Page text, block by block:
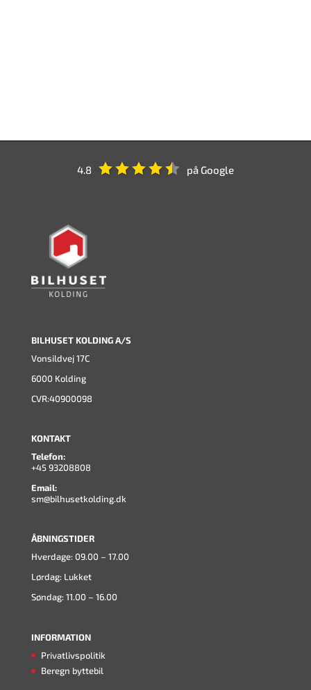
4.8 på Google
BILHUSET KOLDING A/S
Vonsildvej 17C
6000 Kolding
CVR:40900098
KONTAKT
Telefon:
+45 93208808
Email:
sm@bilhusetkolding.dk
ÅBNINGSTIDER
Hverdage: 09.00 – 17.00
Lørdag: Lukket
Søndag: 11.00 – 16.00
INFORMATION
Privatlivspolitik
Beregn byttebil